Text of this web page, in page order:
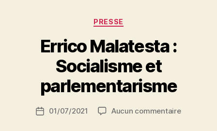
Catégories
PRESSE
Errico Malatesta :
Socialisme et
parlementarisme
de
a
S
N
Date01/07/2021 Aucun commentairesur